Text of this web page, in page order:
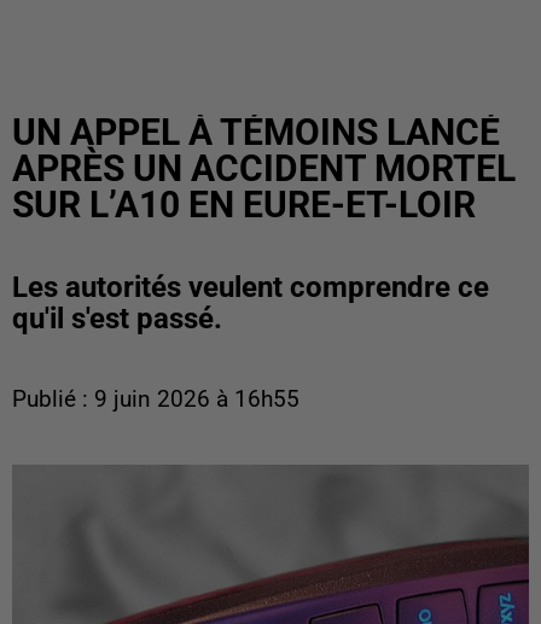
UN APPEL À TÉMOINS LANCÉ
APRÈS UN ACCIDENT MORTEL
SUR L’A10 EN EURE-ET-LOIR
Les autorités veulent comprendre ce
qu'il s'est passé.
Publié : 9 juin 2026 à 16h55